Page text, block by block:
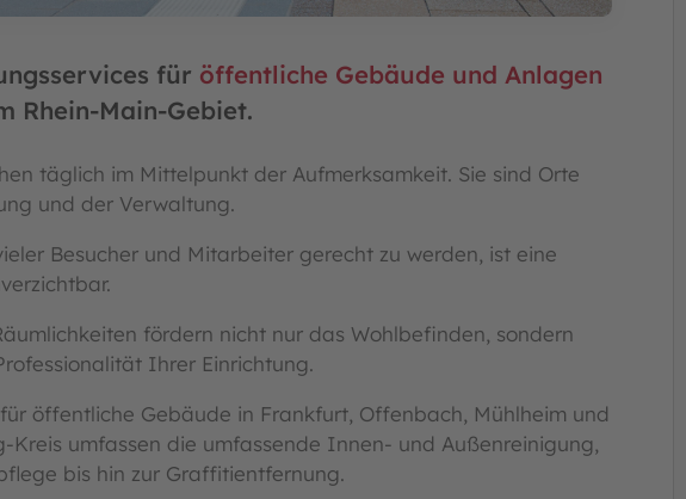
für öffentliche Gebäude und Anlagen
Rhein-Main-Gebiet.
täglich im Mittelpunkt der Aufmerksamkeit. Sie sind Orte
und der Verwaltung.
Besucher und Mitarbeiter gerecht zu werden, ist eine
fördern nicht nur das Wohlbefinden, sondern
Ihrer Einrichtung.
öffentliche Gebäude in Frankfurt, Offenbach, Mühlheim und
Kreis umfassen die umfassende Innen- und Außenreinigung,
bis hin zur Graffitientfernung.